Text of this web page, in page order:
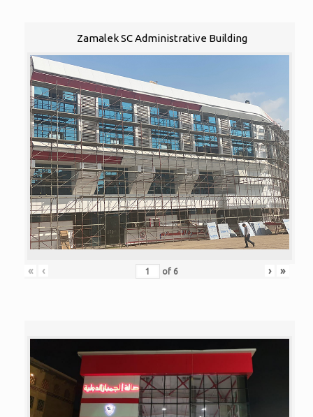
Zamalek SC Administrative Building
« ‹ of 6 › »